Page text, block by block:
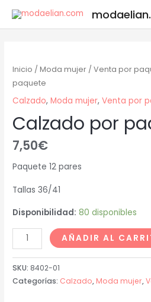
Inicio /Moda mujer /Venta por
paquete
Calzado,Moda mujer,Venta por
Calzado por
7,50€
Paquete 12 pares
Tallas 36/41
Disponibilidad: 80 disponibles
Calzado
por
paquete
cantidad
AÑADIR AL
SKU: 8402-01
Categorías: Calzado, Moda mujer,